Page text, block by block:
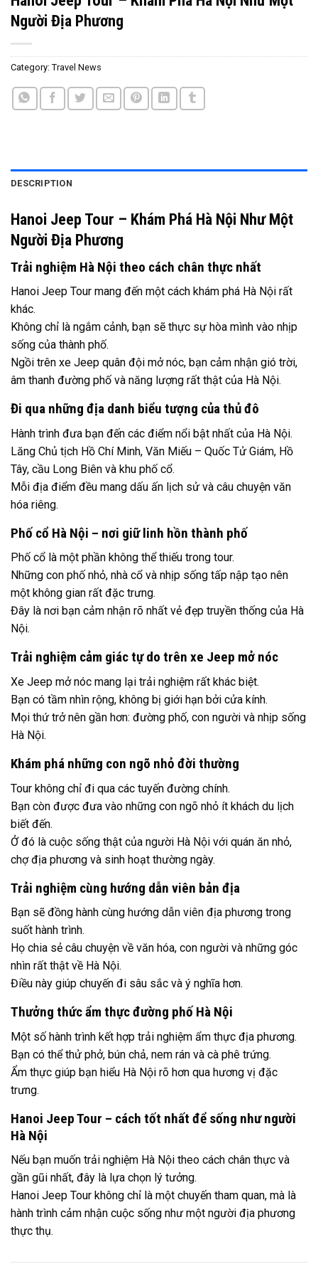
Người Địa Phương
Category: Travel News
DESCRIPTION
Hanoi Jeep Tour – Khám Phá Hà Nội Như Một
Người Địa Phương
Trải nghiệm Hà Nội theo cách chân thực nhất
Hanoi Jeep Tour mang đến một cách khám phá Hà Nội rất
khác.
Không chỉ là ngắm cảnh, bạn sẽ thực sự hòa mình vào nhịp
sống của thành phố.
Ngồi trên xe Jeep quân đội mở nóc, bạn cảm nhận gió trời,
âm thanh đường phố và năng lượng rất thật của Hà Nội.
Đi qua những địa danh biểu tượng của thủ đô
Hành trình đưa bạn đến các điểm nổi bật nhất của Hà Nội.
Lăng Chủ tịch Hồ Chí Minh, Văn Miếu – Quốc Tử Giám, Hồ
Tây, cầu Long Biên và khu phố cổ.
Mỗi địa điểm đều mang dấu ấn lịch sử và câu chuyện văn
hóa riêng.
Phố cổ Hà Nội – nơi giữ linh hồn thành phố
Phố cổ là một phần không thể thiếu trong tour.
Những con phố nhỏ, nhà cổ và nhịp sống tấp nập tạo nên
một không gian rất đặc trưng.
Đây là nơi bạn cảm nhận rõ nhất vẻ đẹp truyền thống của Hà
Nội.
Trải nghiệm cảm giác tự do trên xe Jeep mở nóc
Xe Jeep mở nóc mang lại trải nghiệm rất khác biệt.
Bạn có tầm nhìn rộng, không bị giới hạn bởi cửa kính.
Mọi thứ trở nên gần hơn: đường phố, con người và nhịp sống
Hà Nội.
Khám phá những con ngõ nhỏ đời thường
Tour không chỉ đi qua các tuyến đường chính.
Bạn còn được đưa vào những con ngõ nhỏ ít khách du lịch
biết đến.
Ở đó là cuộc sống thật của người Hà Nội với quán ăn nhỏ,
chợ địa phương và sinh hoạt thường ngày.
Trải nghiệm cùng hướng dẫn viên bản địa
Bạn sẽ đồng hành cùng hướng dẫn viên địa phương trong
suốt hành trình.
Họ chia sẻ câu chuyện về văn hóa, con người và những góc
nhìn rất thật về Hà Nội.
Điều này giúp chuyến đi sâu sắc và ý nghĩa hơn.
Thưởng thức ẩm thực đường phố Hà Nội
Một số hành trình kết hợp trải nghiệm ẩm thực địa phương.
Bạn có thể thử phở, bún chả, nem rán và cà phê trứng.
Ẩm thực giúp bạn hiểu Hà Nội rõ hơn qua hương vị đặc
trưng.
Hanoi Jeep Tour – cách tốt nhất để sống như người
Hà Nội
Nếu bạn muốn trải nghiệm Hà Nội theo cách chân thực và
gần gũi nhất, đây là lựa chọn lý tưởng.
Hanoi Jeep Tour không chỉ là một chuyến tham quan, mà là
hành trình cảm nhận cuộc sống như một người địa phương
thực thụ.